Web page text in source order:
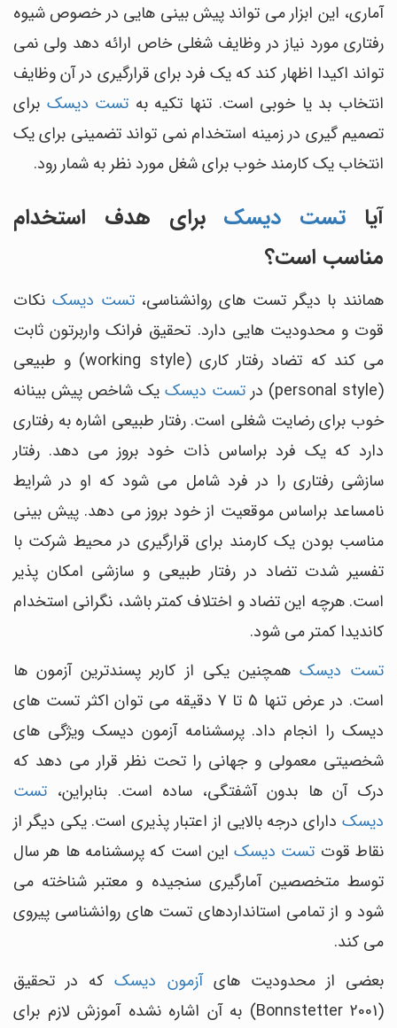
آماری، این ابزار می تواند پیش بینی هایی در خصوص شیوه
رفتاری مورد نیاز در وظایف شغلی خاص ارائه دهد ولی نمی
تواند اکیدا اظهار کند که یک فرد برای قرارگیری در آن وظایف
انتخاب بد یا خوبی است. تنها تکیه به تست دیسک برای
تصمیم گیری در زمینه استخدام نمی تواند تضمینی برای یک
انتخاب یک کارمند خوب برای شغل مورد نظر به شمار رود.
آیا تست دیسک برای هدف استخدام
مناسب است؟
همانند با دیگر تست های روانشناسی،تست دیسک نکات
قوت و محدودیت هایی دارد. تحقیق فرانک واربرتون ثابت
می ‎کند که تضاد رفتار کاری (working style) و طبیعی
(personal style) در
تست دیسک یک شاخص پیش بینانه
خوب برای رضایت شغلی است. رفتار طبیعی اشاره به رفتاری
دارد که یک فرد براساس ذات خود بروز می دهد. رفتار
سازشی رفتاری را در فرد شامل می شود که او در شرایط
نامساعد براساس موقعیت از خود بروز می دهد. پیش بینی
مناسب بودن یک کارمند برای قرارگیری در محیط شرکت با
تفسیر شدت تضاد در رفتار طبیعی و سازشی امکان پذیر
است. هرچه این تضاد و اختلاف کمتر باشد، نگرانی استخدام
کاندیدا کمتر می شود.
تست دیسک همچنین یکی از کاربر پسندترین آزمون ها
است. در عرض تنها 5 تا 7 دقیقه می توان اکثر تست های
دیسک را انجام داد. پرسشنامه آزمون دیسک ویژگی های
شخصیتی معمولی و جهانی را تحت نظر قرار می دهد که
درک آن ها بدون آشفتگی، ساده است. بنابراین، تست
دیسک دارای درجه بالایی از اعتبار پذیری است. یکی دیگر از
نقاط قوت تست دیسکاین است که پرسشنامه ها هر سال
توسط متخصصین آمارگیری سنجیده و معتبر شناخته می
شود و از تمامی استانداردهای تست های روانشناسی پیروی
می کند.
بعضی از محدودیت هایآزمون دیسک که در تحقیق
(Bonnstetter 2001) به آن اشاره نشده آموزش لازم برای